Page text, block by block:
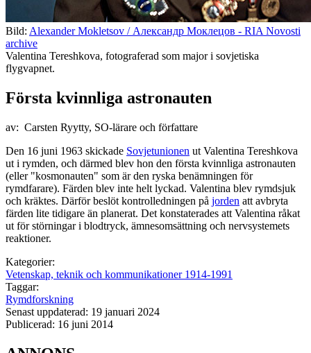
Bild: Alexander Mokletsov / Александр Моклецов - RIA Novosti
archive
Valentina Tereshkova, fotograferad som major i sovjetiska
flygvapnet.
Första kvinnliga astronauten
av: Carsten Ryytty, SO-lärare och författare
Den 16 juni 1963 skickade Sovjetunionen ut Valentina Tereshkova
ut i rymden, och därmed blev hon den första kvinnliga astronauten
(eller "kosmonauten" som är den ryska benämningen för
rymdfarare). Färden blev inte helt lyckad. Valentina blev rymdsjuk
och kräktes. Därför beslöt kontrolledningen på jorden att avbryta
färden lite tidigare än planerat. Det konstaterades att Valentina råkat
ut för störningar i blodtryck, ämnesomsättning och nervsystemets
reaktioner.
Kategorier:
Vetenskap, teknik och kommunikationer 1914-1991
Taggar:
Rymdforskning
Senast uppdaterad: 19 januari 2024
Publicerad: 16 juni 2014